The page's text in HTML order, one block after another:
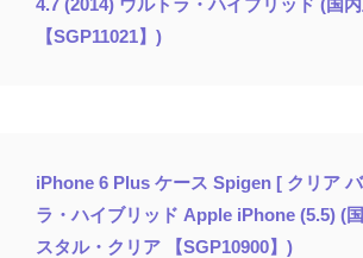
4.7 (2014) ウルトラ・ハイブリッド (国
【SGP11021】)
iPhone 6 Plus ケース Spigen [ クリア
ラ・ハイブリッド Apple iPhone (5.5) (
スタル・クリア 【SGP10900】)